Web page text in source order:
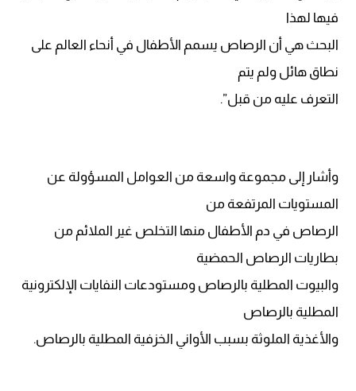
فيها لهذا
البحث هي أن الرصاص يسمم الأطفال في أنحاء العالم على
نطاق هائل ولم يتم
التعرف عليه من قبل”.
وأشار إلى مجموعة واسعة من العوامل المسؤولة عن
المستويات المرتفعة من
الرصاص في دم الأطفال منها التخلص غير الملائم من
بطاريات الرصاص الحمضية
والبيوت المطلية بالرصاص ومستودعات النفايات الإلكترونية
المطلية بالرصاص
والأغذية الملوثة بسبب الأواني الخزفية المطلية بالرصاص.